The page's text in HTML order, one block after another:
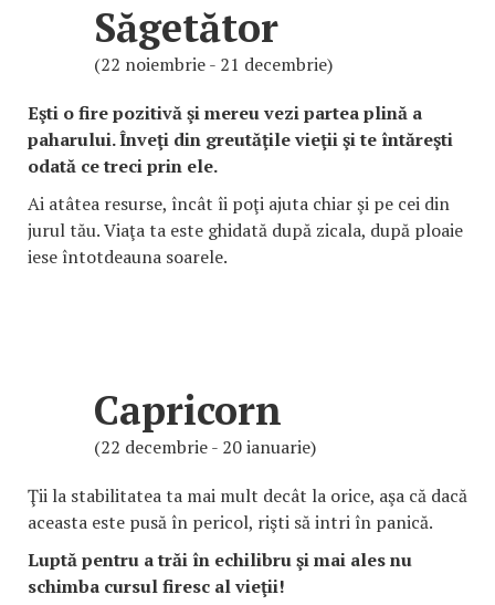
Săgetător
(22 noiembrie - 21 decembrie)
Eşti o fire pozitivă şi mereu vezi partea plină a
paharului. Înveţi din greutăţile vieţii şi te întăreşti
odată ce treci prin ele.
Ai atâtea resurse, încât îi poţi ajuta chiar şi pe cei din
jurul tău. Viaţa ta este ghidată după zicala, după ploaie
iese întotdeauna soarele.
Capricorn
(22 decembrie - 20 ianuarie)
Ţii la stabilitatea ta mai mult decât la orice, aşa că dacă
aceasta este pusă în pericol, rişti să intri în panică.
Luptă pentru a trăi în echilibru şi mai ales nu
schimba cursul firesc al vieţii!